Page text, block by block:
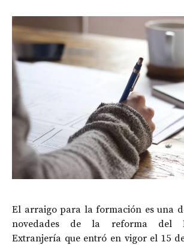
El arraigo para la formación es una
novedades de la reforma del
Extranjería que entró en vigor el 15